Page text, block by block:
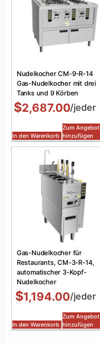
Nudelkocher CM-9-R-14
Gas-Nudelkocher mit drei
Tanks und 9 Körben
$2,687.00/jeder
In den Warenkorb
Zum Angebot
hinzufügen
Gas-Nudelkocher für
Restaurants, CM-3-R-14,
automatischer 3-Kopf-
Nudelkocher
$1,194.00/jeder
In den Warenkorb
Zum Angebot
hinzufügen